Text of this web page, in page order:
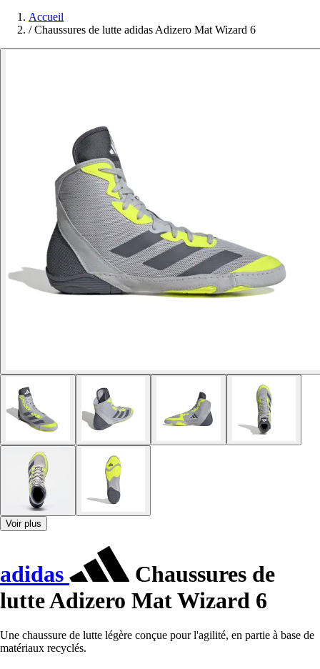
Accueil
/ Chaussures de lutte adidas Adizero Mat Wizard 6
Voir plus
adidas
Chaussures de
lutte Adizero Mat Wizard 6
Une chaussure de lutte légère conçue pour l'agilité, en partie à base de
matériaux recyclés.